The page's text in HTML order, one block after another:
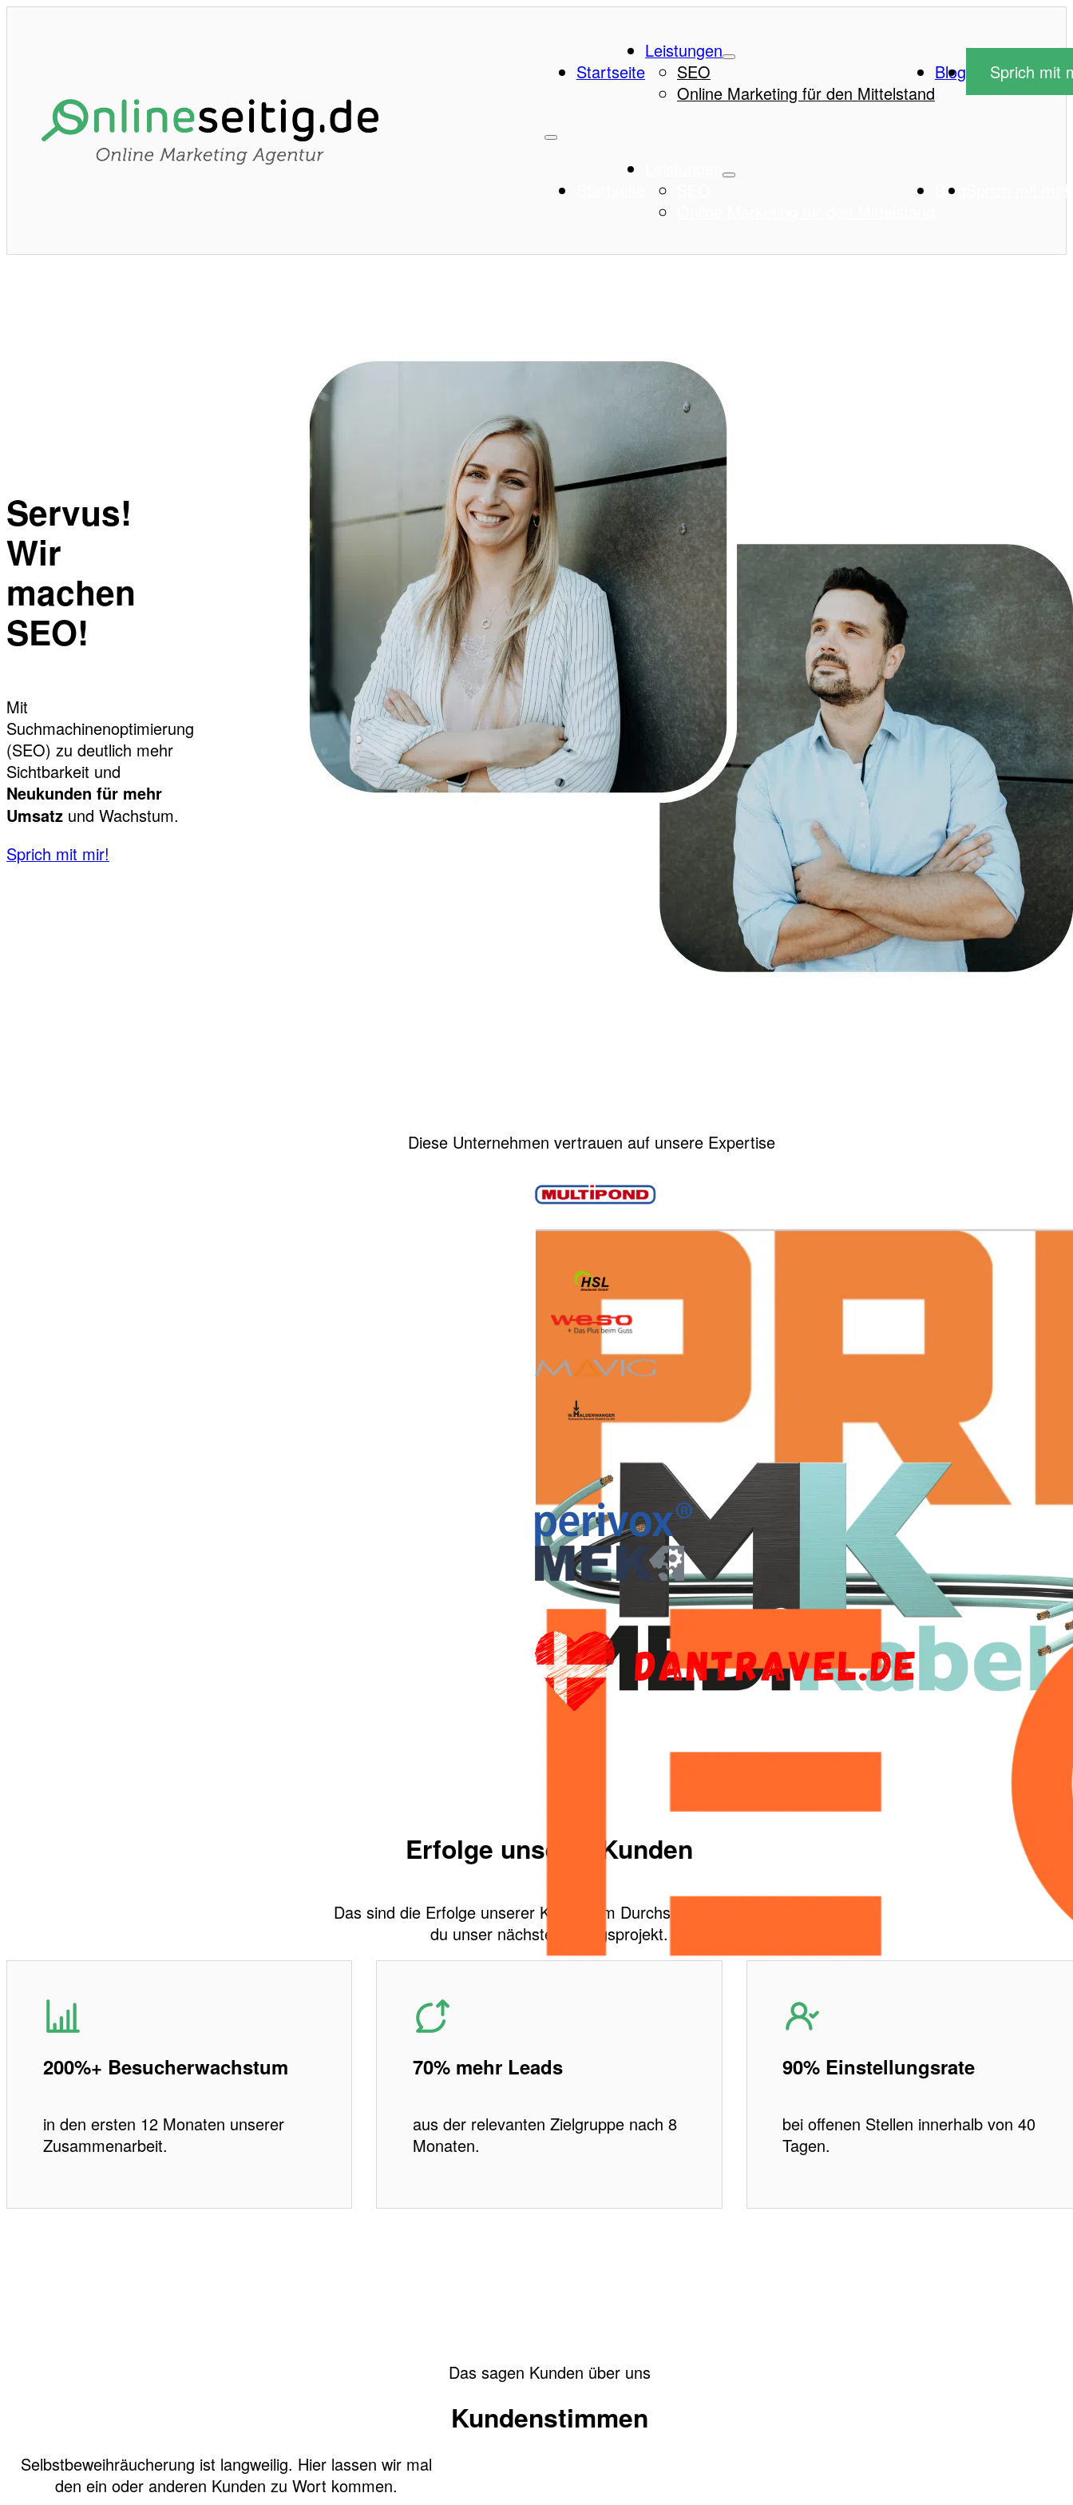
Startseite
Leistungen
SEO
Online Marketing für den Mittelstand
Blog Sprich mit
Blog Sprich mit mir!
Servus!
Wir
machen
SEO!
Mit
Suchmachinenoptimierung
(SEO) zu deutlich mehr
Sichtbarkeit und
Neukunden für mehr
Umsatz und Wachstum.
Sprich mit mir!
Diese Unternehmen vertrauen auf unsere Expertise
Erfolge unserer Kunden
Das sind die Erfolge unserer Kunden im Durchschnitt. Werde
du unser nächstes Erfolgsprojekt.
200%+ Besucherwachstum
in den ersten 12 Monaten unserer
Zusammenarbeit.
70% mehr Leads
aus der relevanten Zielgruppe nach 8
Monaten.
90% Einstellungsrate
bei offenen Stellen innerhalb von 40
Tagen.
Das sagen Kunden über uns
Kundenstimmen
Selbstbeweihräucherung ist langweilig. Hier lassen wir mal
den ein oder anderen Kunden zu Wort kommen.